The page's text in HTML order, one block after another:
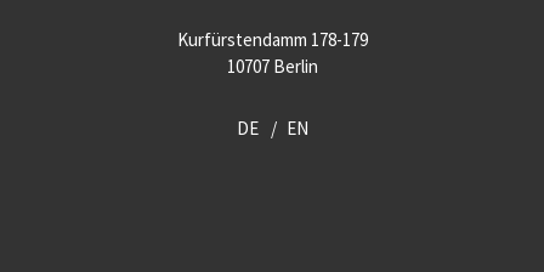
Kurfürstendamm 178-179
10707 Berlin
DE EN